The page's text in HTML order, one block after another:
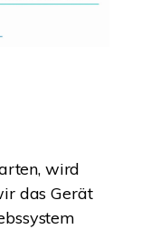
wird
das Gerät